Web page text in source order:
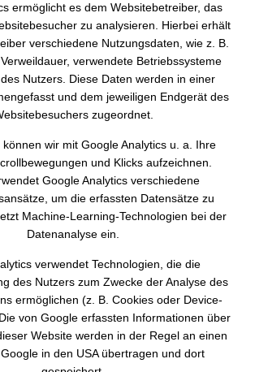
ermöglicht es dem Websitebetreiber, das
zu analysieren. Hierbei erhält
verschiedene Nutzungsdaten, wie z. B.
verwendete Betriebssysteme
Nutzers. Diese Daten werden in einer
und dem jeweiligen Endgerät des
zugeordnet.
können wir mit Google Analytics u. a. Ihre
und Klicks aufzeichnen.
Google Analytics verschiedene
um die erfassten Datensätze zu
Machine-Learning-Technologien bei der
Datenanalyse ein.
verwendet Technologien, die die
des Nutzers zum Zwecke der Analyse des
ermöglichen (z. B. Cookies oder Device-
von Google erfassten Informationen über
Website werden in der Regel an einen
in den USA übertragen und dort